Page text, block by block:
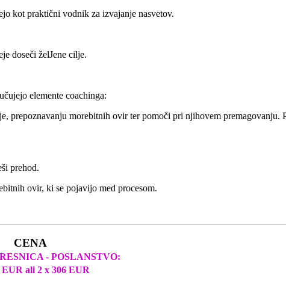
kot praktični vodnik za izvajanje nasvetov.
doseči želJene cilje.
elemente coachinga:
prepoznavanju morebitnih ovir ter pomoči pri njihovem
prehod.
ovir, ki se pojavijo med procesom.
CENA
- POSLANSTVO:
EUR ali 2 x 306 EUR